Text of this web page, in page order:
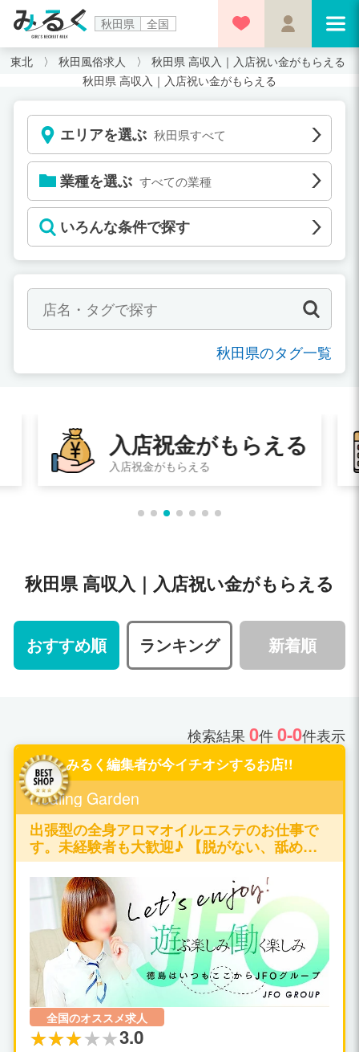
秋田県 全国
東北 秋田風俗求人
秋田県 高収入｜入店祝い金がもらえる
秋田県 高収入｜入店祝い金がもらえる
エリアを選ぶ 秋田県すべて
業種を選ぶ すべての業種
いろんな条件で探す
秋田県のタグ一覧
入店祝金がもらえる
入店祝金がもらえる
秋田県 高収入｜入店祝い金がもらえる
おすすめ順 ランキング 新着順
検索結果0件0-0件表示
みるく編集者が今イチオシするお店!!
Healing Garden
出張型の全身アロマオイルエステのお仕事で
す。未経験者も大歓迎♪ 【脱がない、舐めな
い、触られない】の仕事が可能です♪
全国のオススメ求人
3.0